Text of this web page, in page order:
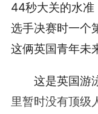
44秒大关的水准
选手决赛时一个
这俩英国青年未
这是英国游
里暂时没有顶级